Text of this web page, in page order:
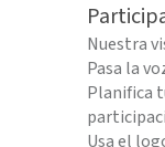
Nuestra
Pasa la
Planifica
Usa el